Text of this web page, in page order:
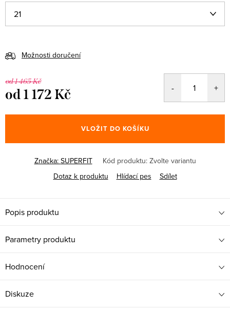
Možnosti doručení
od 1 465 Kč
od1 172 Kč
cena:
VLOŽIT DO KOŠÍKU
Značka: SUPERFIT Kód produktu: Zvolte variantu
Dotaz k produktu
Hlídací pes Sdílet
Popis produktu
Parametry produktu
Hodnocení
Diskuze